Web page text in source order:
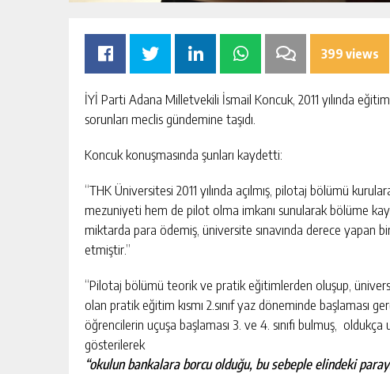
399 views
İYİ Parti Adana Milletvekili İsmail Koncuk, 2011 yılında
sorunları meclis gündemine taşıdı.
Koncuk konuşmasında şunları kaydetti:
“THK Üniversitesi 2011 yılında açılmış, pilotaj bölümü
mezuniyeti hem de pilot olma imkanı sunularak bölüme
miktarda para ödemiş, üniversite sınavında derece yapan
etmiştir.”
“Pilotaj bölümü teorik ve pratik eğitimlerden oluşup,
olan pratik eğitim kısmı 2.sınıf yaz döneminde başlaması
öğrencilerin uçuşa başlaması 3. ve 4. sınıfı bulmuş,
gösterilerek
“okulun bankalara borcu olduğu, bu sebeple elindeki
GÜNLÜK HABER AKIŞI
MHP ADANA’DA 15 İLÇE
TAMAMLADI